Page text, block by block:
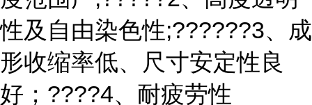
性及自由染色性;??????3、成
形收缩率低、尺寸安定性良
好；????4、耐疲劳性